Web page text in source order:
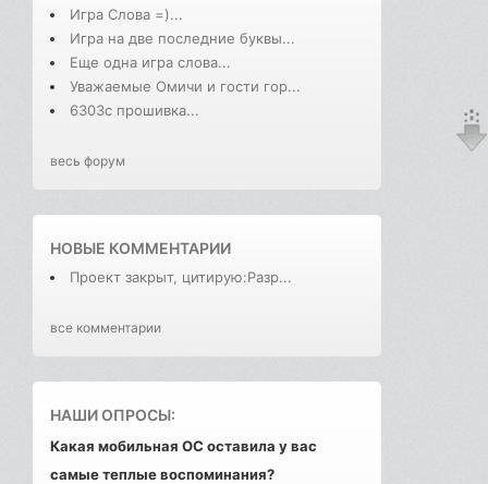
Игра Слова =)...
Игра на две последние буквы...
Еще одна игра слова...
Уважаемые Омичи и гости гор...
6303с прошивка...
весь форум
НОВЫЕ КОММЕНТАРИИ
Проект закрыт, цитирую:Разр...
все комментарии
НАШИ ОПРОСЫ:
Какая мобильная ОС оставила у вас
самые теплые воспоминания?